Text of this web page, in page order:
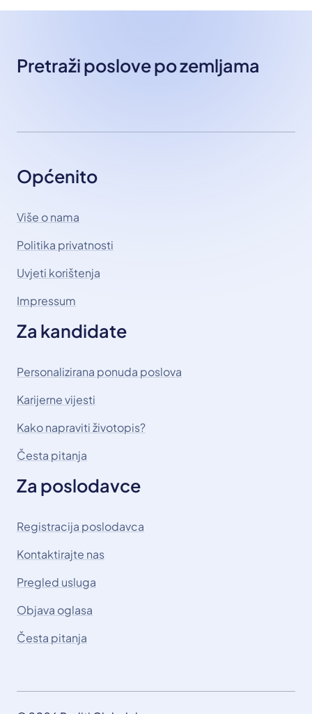
Pretraži poslove po zemljama
Općenito
Više o nama
Politika privatnosti
Uvjeti korištenja
Impressum
Za kandidate
Personalizirana ponuda poslova
Karijerne vijesti
Kako napraviti životopis?
Česta pitanja
Za poslodavce
Registracija poslodavca
Kontaktirajte nas
Pregled usluga
Objava oglasa
Česta pitanja